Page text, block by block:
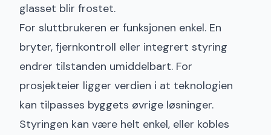
glasset blir frostet.
For sluttbrukeren er funksjonen enkel. En
bryter, fjernkontroll eller integrert styring
endrer tilstanden umiddelbart. For
prosjekteier ligger verdien i at teknologien
kan tilpasses byggets øvrige løsninger.
Styringen kan være helt enkel, eller kobles